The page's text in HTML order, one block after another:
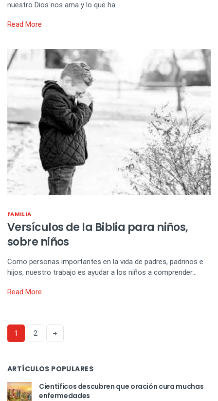
nuestro Dios nos ama y lo que ha…
Read More
FAMILIA
Versículos de la Biblia para niños,
sobre niños
Como personas importantes en la vida de padres, padrinos e
hijos, nuestro trabajo es ayudar a los niños a comprender…
Read More
1 2
ARTÍCULOS POPULARES
Científicos descubren que oración cura muchas
enfermedades